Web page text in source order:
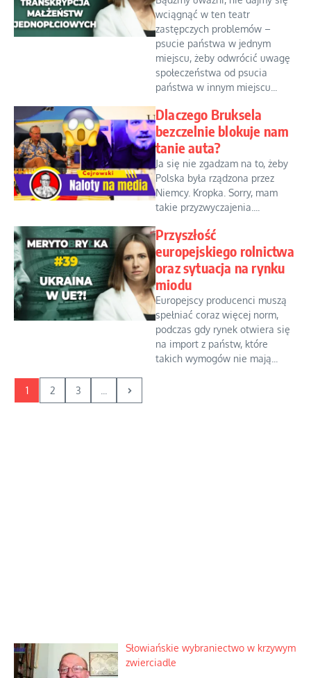
wciągnąć w ten teatr
zastępczych problemów –
psucie państwa w jednym
miejscu, żeby odwrócić uwagę
społeczeństwa od psucia
państwa w innym miejscu...
Dlaczego Bruksela
bezczelnie blokuje nam
tanie auta?
Ja się nie zgadzam na to, żeby
Polska była rządzona przez
Niemcy. Kropka. Sorry, mam
takie przyzwyczajenia....
Przyszłość
europejskiego rolnictwa
oraz sytuacja na rynku
miodu
Europejscy producenci muszą
spełniać coraz więcej norm,
podczas gdy rynek otwiera się
na import z państw, które
takich wymogów nie mają...
1 2 3
Słowiańskie wybraniectwo w krzywym
zwierciadle